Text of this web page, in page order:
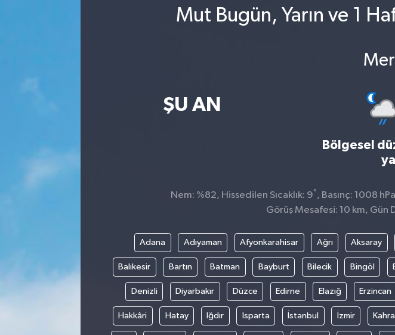
Mut Bugün, Yarın ve 1
ŞU AN
Bölgesel
Nem: %82, Hissedilen Sıcaklık: 9° , Basınç: 1008
Görüş Mesafesi: 10 km, Gün
Adana Adıyaman Afyonkarahisar Ağrı Aksaray
Balıkesir Bartın Batman Bayburt Bilecik Bingöl
Denizli Diyarbakır Düzce Edirne Elazığ Erzincan
Hakkâri Hatay Iğdır Isparta İstanbul İzmir